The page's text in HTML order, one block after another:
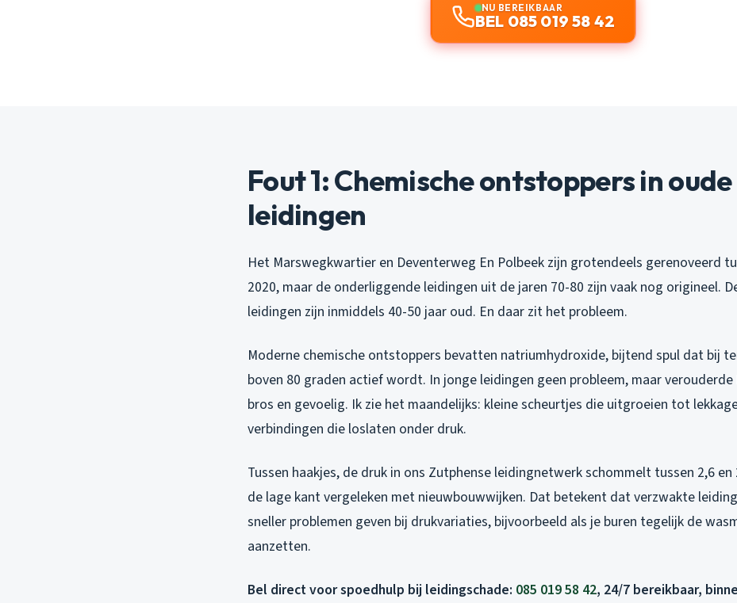
NU BEREIKBAAR
BEL 085 019 58 42
Fout 1: Chemische ontstoppers in oude
leidingen
Het Marswegkwartier en Deventerweg En Polbeek zijn grotendeels gerenoveerd
2020, maar de onderliggende leidingen uit de jaren 70-80 zijn vaak nog origineel.
leidingen zijn inmiddels 40-50 jaar oud. En daar zit het probleem.
Moderne chemische ontstoppers bevatten natriumhydroxide, bijtend spul dat bij
boven 80 graden actief wordt. In jonge leidingen geen probleem, maar verouderde
bros en gevoelig. Ik zie het maandelijks: kleine scheurtjes die uitgroeien tot
verbindingen die loslaten onder druk.
Tussen haakjes, de druk in ons Zutphense leidingnetwerk schommelt tussen 2,6 en
de lage kant vergeleken met nieuwbouwwijken. Dat betekent dat verzwakte
sneller problemen geven bij drukvariaties, bijvoorbeeld als je buren tegelijk de
aanzetten.
Bel direct voor spoedhulp bij leidingschade: 085 019 58 42, 24/7 bereikbaar,